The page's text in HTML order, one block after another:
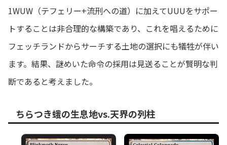
1WUW（テフェリー+流刑への道）に加えてUUUをサポー
トすることは非合理的な構築であり、これを唱えるために
フェッチランドからサーチする土地の選択にも犠牲が伴い
ます。結果、謎めいた命令の採用は見送ることが賢明な判
断であると考えました。
ちらつき蛾の生息地vs.天界の列柱